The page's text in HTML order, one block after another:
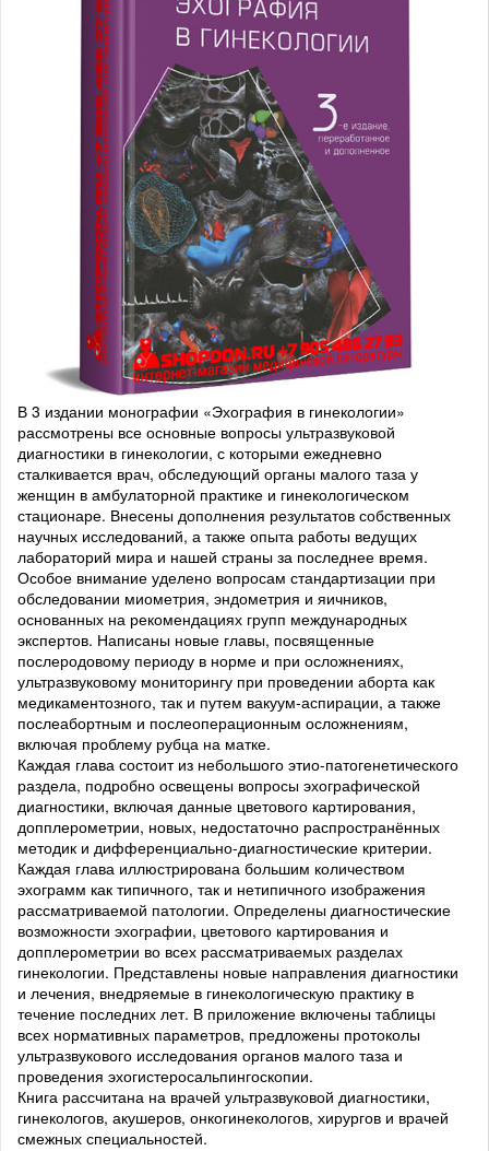
В 3 издании монографии «Эхография в гинекологии»
рассмотрены все основные вопросы ультразвуковой
диагностики в гинекологии, с которыми ежедневно
сталкивается врач, обследующий органы малого таза у
женщин в амбулаторной практике и гинекологическом
стационаре. Внесены дополнения результатов собственных
научных исследований, а также опыта работы ведущих
лабораторий мира и нашей страны за последнее время.
Особое внимание уделено вопросам стандартизации при
обследовании миометрия, эндометрия и яичников,
основанных на рекомендациях групп международных
экспертов. Написаны новые главы, посвященные
послеродовому периоду в норме и при осложнениях,
ультразвуковому мониторингу при проведении аборта как
медикаментозного, так и путем вакуум-аспирации, а также
послеабортным и послеоперационным осложнениям,
включая проблему рубца на матке.
Каждая глава состоит из небольшого этио-патогенетического
раздела, подробно освещены вопросы эхографической
диагностики, включая данные цветового картирования,
допплерометрии, новых, недостаточно распространённых
методик и дифференциально-диагностические критерии.
Каждая глава иллюстрирована большим количеством
эхограмм как типичного, так и нетипичного изображения
рассматриваемой патологии. Определены диагностические
возможности эхографии, цветового картирования и
допплерометрии во всех рассматриваемых разделах
гинекологии. Представлены новые направления диагностики
и лечения, внедряемые в гинекологическую практику в
течение последних лет. В приложение включены таблицы
всех нормативных параметров, предложены протоколы
ультразвукового исследования органов малого таза и
проведения эхогистеросальпингоскопии.
Книга рассчитана на врачей ультразвуковой диагностики,
гинекологов, акушеров, онкогинекологов, хирургов и врачей
смежных специальностей.